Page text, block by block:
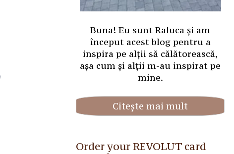
Buna! Eu sunt Raluca și am
început acest blog pentru a
inspira pe alții să călătorească,
așa cum și alții m-au inspirat pe
mine.
Citește mai mult
Order your REVOLUT card